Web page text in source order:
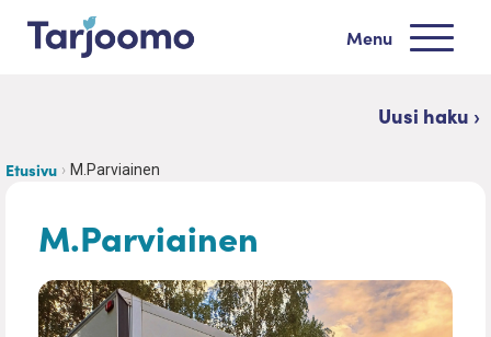
Siirry sisältöön
Menu
Uusi haku ›
Etusivu M.Parviainen
M.Parviainen